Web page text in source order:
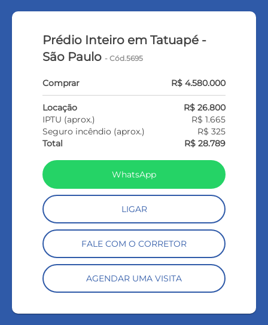
Prédio Inteiro em Tatuapé -
São Paulo- Cód.5695
Comprar R$ 4.580.000
Locação
R$ 26.800
IPTU (aprox.)
R$ 1.665
Seguro incêndio (aprox.)
R$ 325
Total
R$ 28.789
WhatsApp
LIGAR
FALE COM O CORRETOR
AGENDAR UMA VISITA